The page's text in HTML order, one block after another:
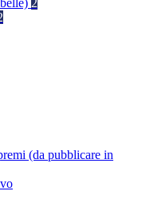
2
(da pubblicare in